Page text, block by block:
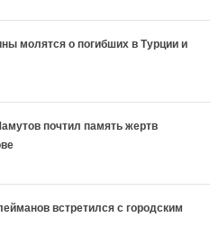
молятся о погибших в Турции и
почтил память жертв
встретился с городским